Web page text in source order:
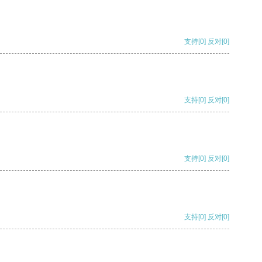
支持[0] 反对[0]
支持[0] 反对[0]
支持[0] 反对[0]
支持[0] 反对[0]